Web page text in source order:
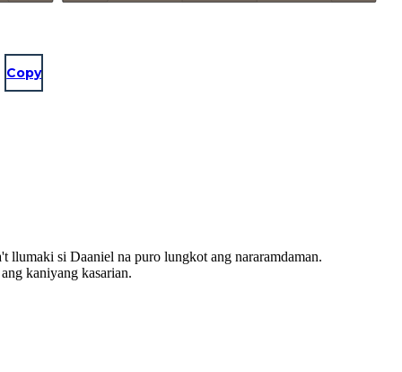
Copy
llumaki si Daaniel na puro lungkot ang nararamdaman.
kaniyang kasarian.